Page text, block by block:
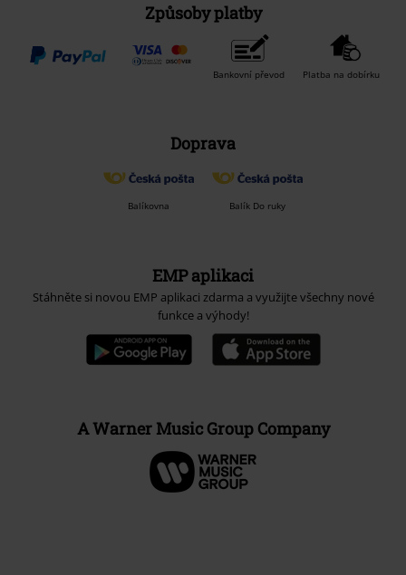
Způsoby platby
Bankovní převod Platba na dobírku
Doprava
Balíkovna Balík Do ruky
EMP aplikaci
Stáhněte si novou EMP aplikaci zdarma a využijte všechny nové
funkce a výhody!
A Warner Music Group Company